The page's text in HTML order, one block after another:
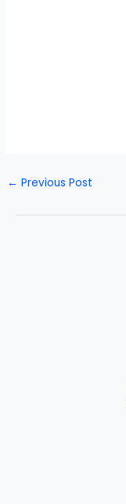
← Previous Post